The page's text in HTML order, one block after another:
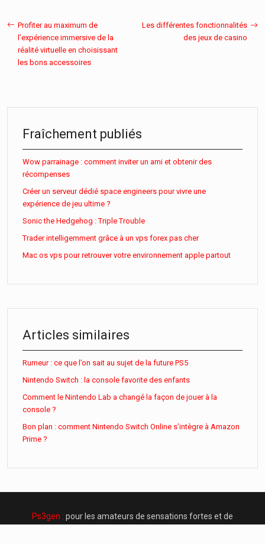
Profiter au maximum de
l’expérience immersive de la
réalité virtuelle en choisissant
les bons accessoires
Les différentes fonctionnalités
des jeux de casino
Fraîchement publiés
Wow parrainage : comment inviter un ami et obtenir des
récompenses
Créer un serveur dédié space engineers pour vivre une
expérience de jeu ultime ?
Sonic the Hedgehog : Triple Trouble
Trader intelligemment grâce à un vps forex pas cher
Mac os vps pour retrouver votre environnement apple partout
Articles similaires
Rumeur : ce que l’on sait au sujet de la future PS5
Nintendo Switch : la console favorite des enfants
Comment le Nintendo Lab a changé la façon de jouer à la
console ?
Bon plan : comment Nintendo Switch Online s’intègre à Amazon
Prime ?
Ps3gen : pour les amateurs de sensations fortes et de